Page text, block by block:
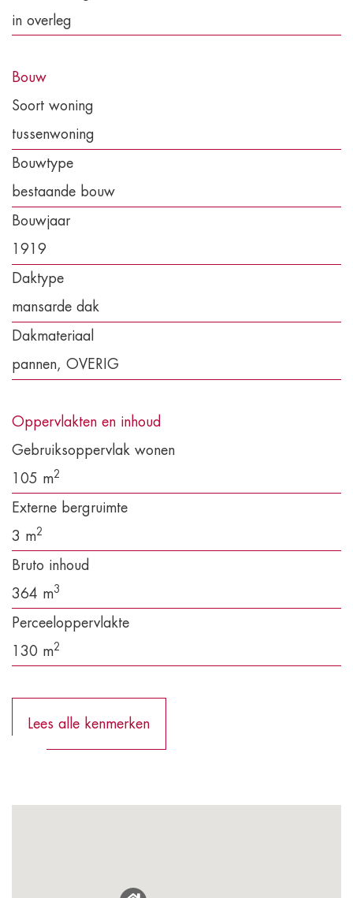
in overleg
Bouw
Soort woning
tussenwoning
Bouwtype
bestaande bouw
Bouwjaar
1919
Daktype
mansarde dak
Dakmateriaal
pannen, OVERIG
Oppervlakten en inhoud
Gebruiksoppervlak wonen
105 m2
Externe bergruimte
3 m2
Bruto inhoud
364 m3
Perceeloppervlakte
130 m2
Lees alle kenmerken